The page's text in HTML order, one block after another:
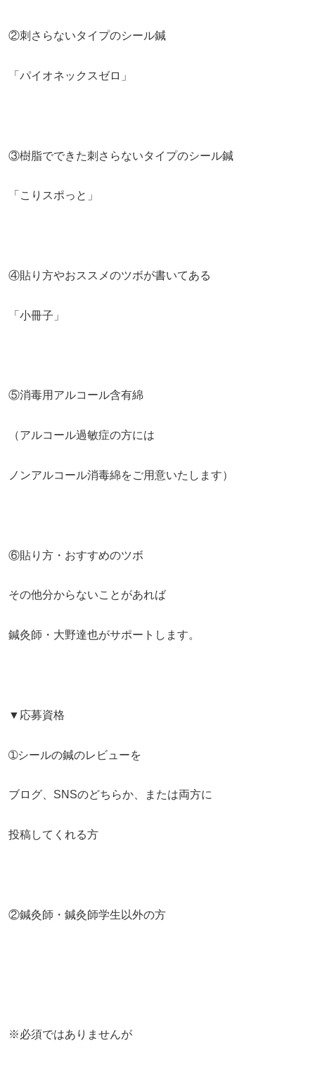
②刺さらないタイプのシール鍼
「パイオネックスゼロ」
③樹脂でできた刺さらないタイプのシール鍼
「こりスポっと」
④貼り方やおススメのツボが書いてある
「小冊子」
⑤消毒用アルコール含有綿
（アルコール過敏症の方には
ノンアルコール消毒綿をご用意いたします）
⑥貼り方・おすすめのツボ
その他分からないことがあれば
鍼灸師・大野達也がサポートします。
▼応募資格
➀シールの鍼のレビューを
ブログ、SNSのどちらか、または両方に
投稿してくれる方
②鍼灸師・鍼灸師学生以外の方
※必須ではありませんが